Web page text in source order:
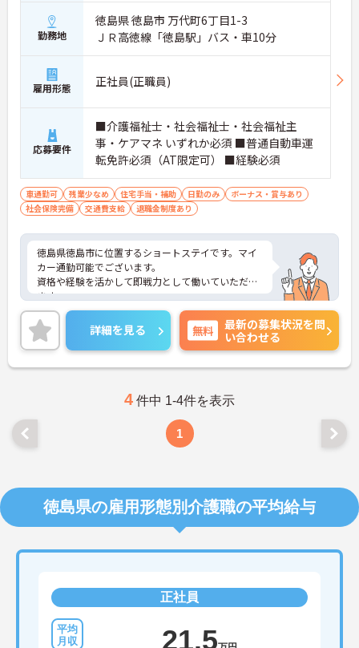
勤務地
徳島県 徳島市 万代町6丁目1-3
ＪＲ高徳線「徳島駅」バス・車10分
雇用形態 正社員(正職員)
応募要件
■介護福祉士・社会福祉士・社会福祉主
事・ケアマネ いずれか必須 ■普通自動車運
転免許必須（AT限定可） ■経験必須
車通勤可 残業少なめ 住宅手当・補助 日勤のみ
ボーナス・賞与あり
社会保険完備
交通費支給 退職金制度あり
徳島県徳島市に位置するショートステイです。マイ
カー通勤可能でございます。
資格や経験を活かして即戦力として働いていただけ
ます。
日勤のみで残業少なめですので、勤務終了後の予定
も立てやすいです。
ご興味のある方には、面接対策ポイントなど、さら
に詳細をお話しいたしますのでお気軽にご相談くだ
さい！
詳細を見る 無料
最新の募集状況を問
い合わせる
4 件中 1-4件を表示
1
徳島県の雇用形態別介護職の平均給与
正社員
21.5